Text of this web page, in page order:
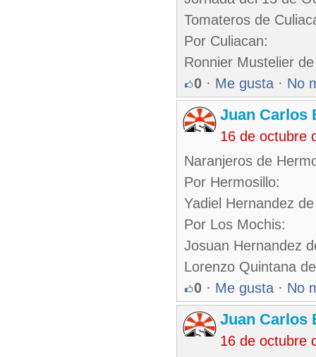
Tomateros de
Por Culiacan:
Ronnier Mustelier
0 · Me gusta · No
Juan Carlos
16 de octubre
Naranjeros de
Por Hermosillo:
Yadiel Hernandez
Por Los Mochis:
Josuan Hernandez
Lorenzo Quintana
0 · Me gusta · No
Juan Carlos
16 de octubre